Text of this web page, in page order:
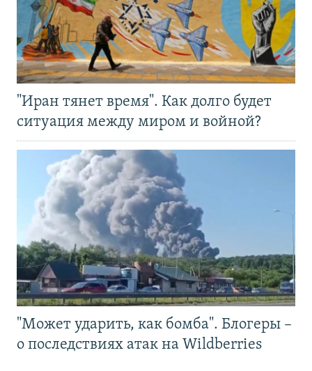
"Иран тянет время". Как долго будет
ситуация между миром и войной?
"Может ударить, как бомба". Блогеры –
о последствиях атак на Wildberries